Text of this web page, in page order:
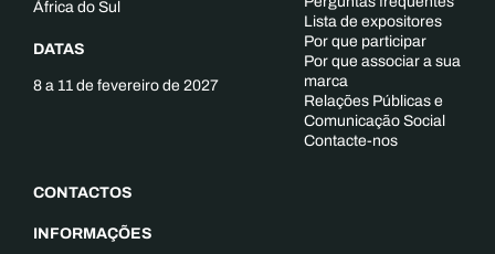
África do Sul
DATAS
8 a 11 de fevereiro de 2027
CONTACTOS
INFORMAÇÕES
Lista de expositores
Por que participar
Por que associar a sua
marca
Relações Públicas e
Comunicação Social
Contacte-nos